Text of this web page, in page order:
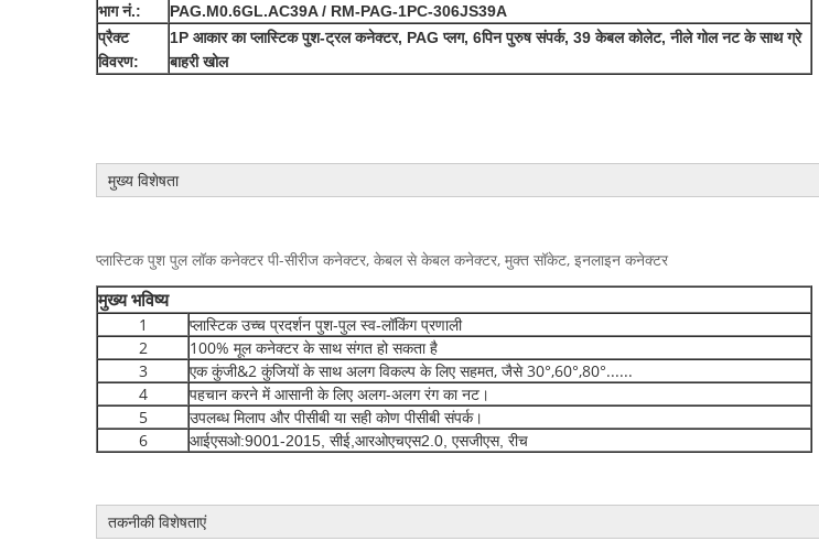
भाग नं.:
PAG.M0.6GL.AC39A / RM-PAG-1PC-306JS39A
प्रैक्ट
विवरण:
1P आकार का प्लास्टिक पुश-ट्रल कनेक्टर, PAG प्लग, 6पिन पुरुष संपर्क, 39 केबल कोलेट, नीले गोल नट के साथ ग्रे
बाहरी खोल
मुख्य विशेषता
प्लास्टिक पुश पुल लॉक कनेक्टर पी-सीरीज कनेक्टर, केबल से केबल कनेक्टर, मुक्त सॉकेट, इनलाइन कनेक्टर
मुख्य भविष्य
1 प्लास्टिक उच्च प्रदर्शन पुश-पुल स्व-लॉकिंग प्रणाली
2
100% मूल कनेक्टर के साथ संगत हो सकता है
3
एक कुंजी&2 कुंजियों के साथ अलग विकल्प के लिए सहमत, जैसे 30°,60°,80°......
4
पहचान करने में आसानी के लिए अलग-अलग रंग का नट।
5
उपलब्ध मिलाप और पीसीबी या सही कोण पीसीबी संपर्क।
6 आईएसओ:9001-2015, सीई,आरओएचएस2.0, एसजीएस, रीच
तकनीकी विशेषताएं